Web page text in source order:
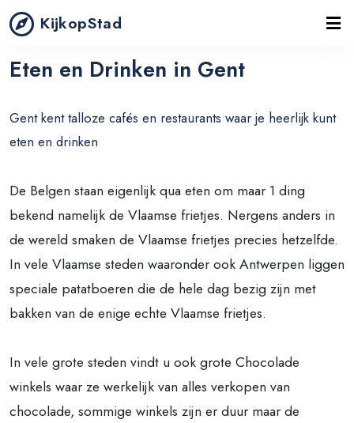
KijkopStad
Eten en Drinken in Gent
Gent kent talloze cafés en restaurants waar je heerlijk kunt
eten en drinken
De Belgen staan eigenlijk qua eten om maar 1 ding
bekend namelijk de Vlaamse frietjes. Nergens anders in
de wereld smaken de Vlaamse frietjes precies hetzelfde.
In vele Vlaamse steden waaronder ook Antwerpen liggen
speciale patatboeren die de hele dag bezig zijn met
bakken van de enige echte Vlaamse frietjes.
In vele grote steden vindt u ook grote Chocolade
winkels waar ze werkelijk van alles verkopen van
chocolade, sommige winkels zijn er duur maar de